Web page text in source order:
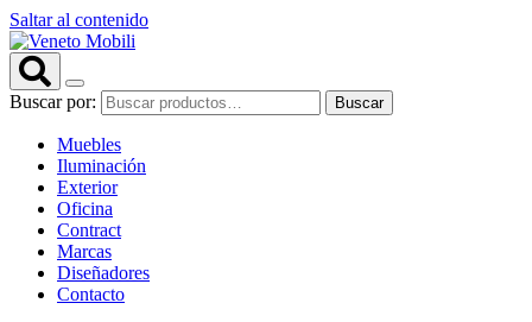
Saltar al contenido
Buscar por: Buscar
Muebles
Iluminación
Exterior
Oficina
Contract
Marcas
Diseñadores
Contacto